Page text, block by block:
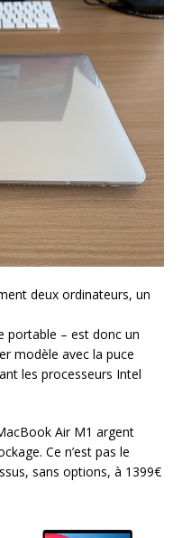
deux ordinateurs, un
portable – est donc un
modèle avec la puce
les processeurs Intel
Air M1 argent
Ce n’est pas le
sans options, à 1399€